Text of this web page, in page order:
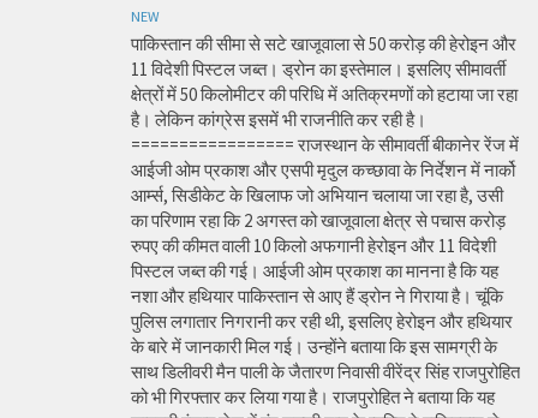
NEW
पाकिस्तान की सीमा से सटे खाजूवाला से 50 करोड़ की हेरोइन और
11 विदेशी पिस्टल जब्त। ड्रोन का इस्तेमाल। इसलिए सीमावर्ती
क्षेत्रों में 50 किलोमीटर की परिधि में अतिक्रमणों को हटाया जा रहा
है। लेकिन कांग्रेस इसमें भी राजनीति कर रही है।
================= राजस्थान के सीमावर्ती बीकानेर रेंज में
आईजी ओम प्रकाश और एसपी मृदुल कच्छावा के निर्देशन में नार्को
आर्म्स, सिडीकेट के खिलाफ जो अभियान चलाया जा रहा है, उसी
का परिणाम रहा कि 2 अगस्त को खाजूवाला क्षेत्र से पचास करोड़
रुपए की कीमत वाली 10 किलो अफगानी हेरोइन और 11 विदेशी
पिस्टल जब्त की गई। आईजी ओम प्रकाश का मानना है कि यह
नशा और हथियार पाकिस्तान से आए हैं ड्रोन ने गिराया है। चूंकि
पुलिस लगातार निगरानी कर रही थी, इसलिए हेरोइन और हथियार
के बारे में जानकारी मिल गई। उन्होंने बताया कि इस सामग्री के
साथ डिलीवरी मैन पाली के जैतारण निवासी वीरेंद्र सिंह राजपुरोहित
को भी गिरफ्तार कर लिया गया है। राजपुरोहित ने बताया कि यह